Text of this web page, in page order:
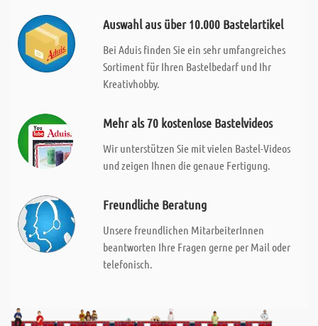
Auswahl aus über 10.000 Bastelartikel
Bei Aduis finden Sie ein sehr umfangreiches
Sortiment für Ihren Bastelbedarf und Ihr
Kreativhobby.
Mehr als 70 kostenlose Bastelvideos
Wir unterstützen Sie mit vielen Bastel-Videos
und zeigen Ihnen die genaue Fertigung.
Freundliche Beratung
Unsere freundlichen MitarbeiterInnen
beantworten Ihre Fragen gerne per Mail oder
telefonisch.